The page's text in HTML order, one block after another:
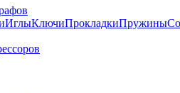
ИглыКлючиПрокладкиПружины